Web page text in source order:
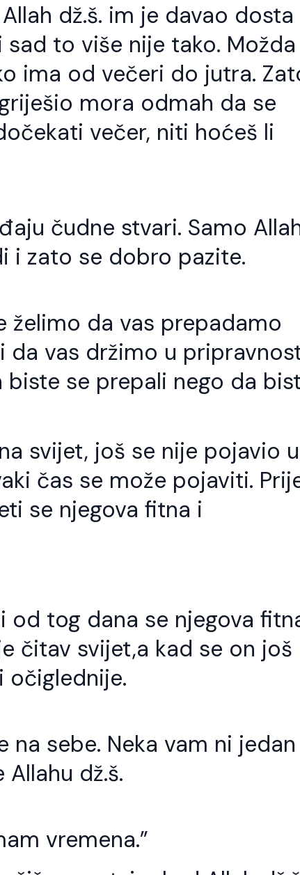
dž.š. im je davao dosta
to više nije tako. Možda
ima od večeri do jutra.
mora odmah da se
večer, niti hoćeš li
čudne stvari. Samo
i zato se dobro pazite.
želimo da vas prepadamo
vas držimo u
se prepali nego da
svijet, još se nije pojavio u
čas se može pojaviti.
se njegova fitna i
od tog dana se njegova
čitav svijet,a kad se on još
na sebe. Neka vam ni jedan
dž.š.
vremena.”
na Allahovom izvoru,piju sa
duhovnog izvora. Ko god
vrata jednog evlije,on je došao
š. dao nimeta i da ta hrana
nije […]